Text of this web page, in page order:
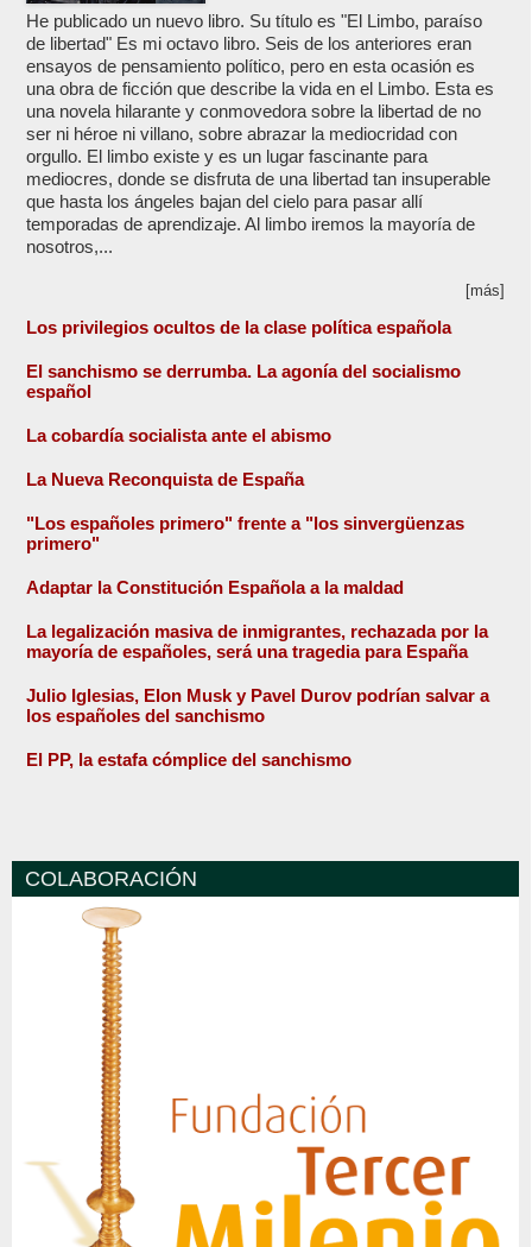
He publicado un nuevo libro. Su título es "El Limbo, paraíso
de libertad" Es mi octavo libro. Seis de los anteriores eran
ensayos de pensamiento político, pero en esta ocasión es
una obra de ficción que describe la vida en el Limbo. Esta es
una novela hilarante y conmovedora sobre la libertad de no
ser ni héroe ni villano, sobre abrazar la mediocridad con
orgullo. El limbo existe y es un lugar fascinante para
mediocres, donde se disfruta de una libertad tan insuperable
que hasta los ángeles bajan del cielo para pasar allí
temporadas de aprendizaje. Al limbo iremos la mayoría de
nosotros,...
[más]
Los privilegios ocultos de la clase política española
El sanchismo se derrumba. La agonía del socialismo
español
La cobardía socialista ante el abismo
La Nueva Reconquista de España
"Los españoles primero" frente a "los sinvergüenzas
primero"
Adaptar la Constitución Española a la maldad
La legalización masiva de inmigrantes, rechazada por la
mayoría de españoles, será una tragedia para España
Julio Iglesias, Elon Musk y Pavel Durov podrían salvar a
los españoles del sanchismo
El PP, la estafa cómplice del sanchismo
COLABORACIÓN